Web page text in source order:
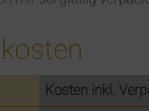
Kosten inkl.